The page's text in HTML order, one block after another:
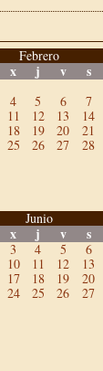
Febrero
x j v s
4 5 6
7
11 12 13
14
18 19 20
21
25 26 27 28
Junio
x j v s
3 4 5
6
10 11 12
13
17 18 19
20
24 25 26
27